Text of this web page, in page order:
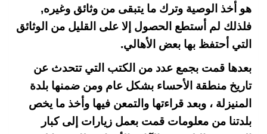
هو أخذ الوصية وترك ما يتبقى من وثائق وغيره,
فلذلك لم أستطع الحصول إلا على القليل من الوثائق
التي أحتفظ بها بعض الأهالي.
بعدها قمت بجمع عدد من الكتب التي تتحدث عن
تاريخ منطقة الأحساء بشكل عام ومن ضمنها بلدة
المنيزلة ، وبعد قراءتها والتمعن فيها وأخذ ما يخص
بلدتنا من معلومات قمت بعمل زيارات إلى كبار